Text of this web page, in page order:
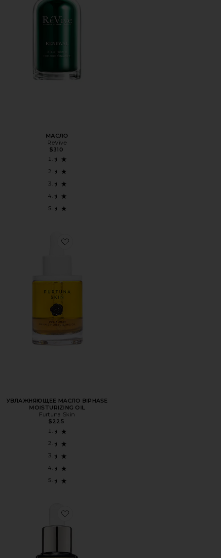
МАСЛО
ReVive
$310
Favorite УВЛАЖНЯЮЩЕЕ МАСЛО BIPHASE
УВЛАЖНЯЮЩЕЕ МАСЛО BIPHASE
MOISTURIZING OIL
Furtuna Skin
$225
Favorite МАСЛО ДЛЯ ЛИЦА TRAVEL LUNA SLEEPING OIL